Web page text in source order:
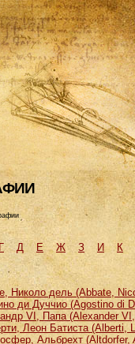
Г Д Е Ж З И К
Николо дель (Abbate,
ди Дуччио (Agostino di
VI, Папа (Alexander
Леон Батиста (Alberti,
Альбрехт (Altdorfer,